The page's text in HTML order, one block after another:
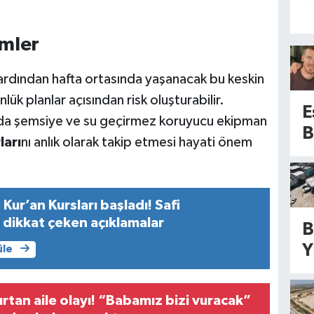
hafta ortasında yaşanacak bu keskin
planlar açısından risk oluşturabilir.
şemsiye ve su geçirmez koruyucu ekipman
nı anlık olarak takip etmesi hayati önem
Kur’an Kursları başladı! Safi
çeken açıklamalar
aile olayı! “Babamız bizi vuracak”
n
!